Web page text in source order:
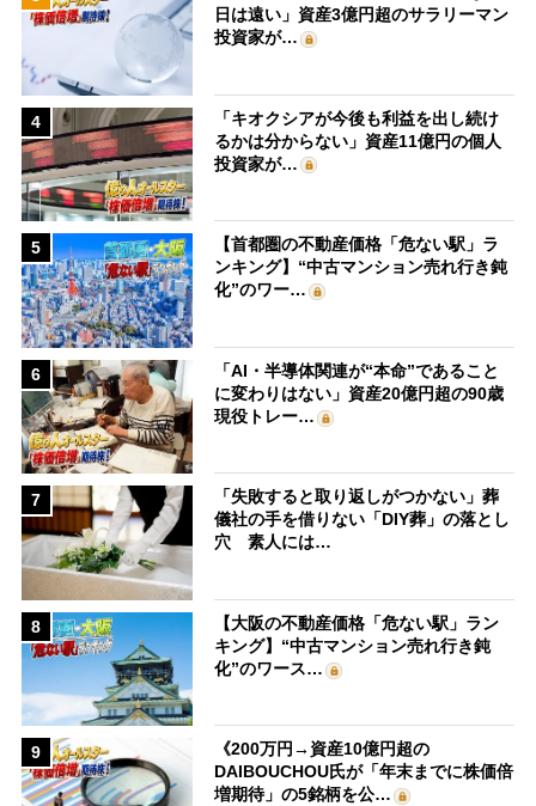
日は遠い」資産3億円超のサラリーマン
投資家が…
4
「キオクシアが今後も利益を出し続け
るかは分からない」資産11億円の個人
投資家が…
5
【首都圏の不動産価格「危ない駅」ラ
ンキング】“中古マンション売れ行き鈍
化”のワー…
6
「AI・半導体関連が“本命”であること
に変わりはない」資産20億円超の90歳
現役トレー…
7
「失敗すると取り返しがつかない」葬
儀社の手を借りない「DIY葬」の落とし
穴 素人には…
8
【大阪の不動産価格「危ない駅」ラン
キング】“中古マンション売れ行き鈍
化”のワース…
9
《200万円→資産10億円超の
DAIBOUCHOU氏が「年末までに株価倍
増期待」の5銘柄を公…